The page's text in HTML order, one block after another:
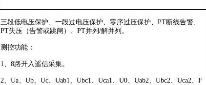
三段低电压保护、一段过电压保护、零序过压保护、PT断线告警、
PT失压（告警或跳闸）、PT并列/解并列。
测控功能：
1、8路开入遥信采集。
2、Ua、Ub、Uc、Uab1、Ubc1、Uca1、U0、Uab2、Ubc2、Uca2、F